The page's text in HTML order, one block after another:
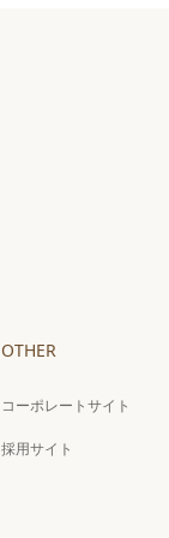
OTHER
コーポレートサイト
採用サイト